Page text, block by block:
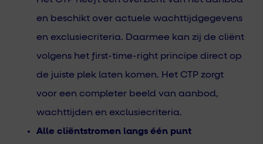
en beschikt over actuele wachttijdgegevens
en exclusiecriteria. Daarmee kan zij de cliënt
volgens het first-time-right principe direct op
de juiste plek laten komen. Het CTP zorgt
voor een completer beeld van aanbod,
wachttijden en exclusiecriteria.
Alle cliëntstromen langs één punt